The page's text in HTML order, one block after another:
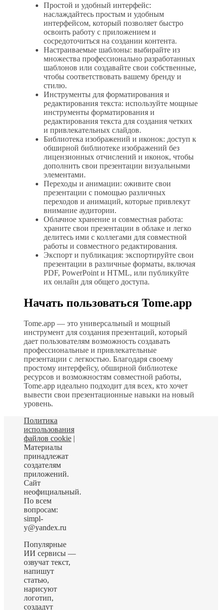
Простой и удобный интерфейс:
наслаждайтесь простым и удобным
интерфейсом, который позволяет быстро
освоить работу с приложением и
сосредоточиться на создании контента.
Настраиваемые шаблоны: выбирайте из
множества профессионально разработанных
шаблонов или создавайте свои собственные,
чтобы соответствовать вашему бренду и
стилю.
Инструменты для форматирования и
редактирования текста: используйте мощные
инструменты форматирования и
редактирования текста для создания четких
и привлекательных слайдов.
Библиотека изображений и иконок: доступ к
обширной библиотеке изображений без
лицензионных отчислений и иконок, чтобы
дополнить свои презентации визуальными
элементами.
Переходы и анимации: оживите свои
презентации с помощью различных
переходов и анимаций, которые привлекут
внимание аудитории.
Облачное хранение и совместная работа:
храните свои презентации в облаке и легко
делитесь ими с коллегами для совместной
работы и совместного редактирования.
Экспорт и публикация: экспортируйте свои
презентации в различные форматы, включая
PDF, PowerPoint и HTML, или публикуйте
их онлайн для общего доступа.
Начать пользоваться Tome.app
Tome.app — это универсальный и мощный
инструмент для создания презентаций, который
дает пользователям возможность создавать
профессиональные и привлекательные
презентации с легкостью. Благодаря своему
простому интерфейсу, обширной библиотеке
ресурсов и возможностям совместной работы,
Tome.app идеально подходит для всех, кто хочет
вывести свои презентационные навыки на новый
уровень.
Политика
использования
файлов cookie |
Материалы
принадлежат
создателям
приложений.
Сайт
неофициальный.
По всем
вопросам:
simpl-
y@yandex.ru
Популярные
ИИ сервисы —
озвучат текст,
напишут
статью,
нарисуют
логотип,
создадут